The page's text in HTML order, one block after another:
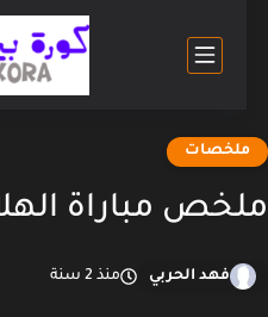
مباراة
فهد الحربي منذ 2 سنة